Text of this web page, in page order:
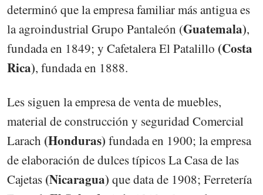
determinó que la empresa familiar más antigua es
la agroindustrial Grupo Pantaleón (Guatemala),
fundada en 1849; y Cafetalera El Patalillo (Costa
Rica), fundada en 1888.
Les siguen la empresa de venta de muebles,
material de construcción y seguridad Comercial
Larach (Honduras) fundada en 1900; la empresa
de elaboración de dulces típicos La Casa de las
Cajetas (Nicaragua) que data de 1908; Ferretería